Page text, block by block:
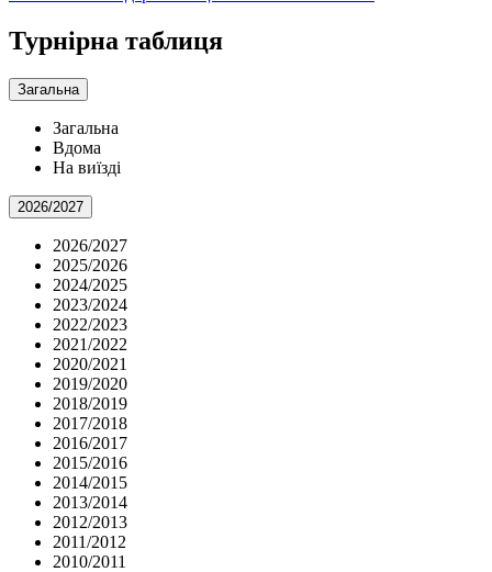
Турнірна таблиця
Загальна
Загальна
Вдома
На виїзді
2026/2027
2026/2027
2025/2026
2024/2025
2023/2024
2022/2023
2021/2022
2020/2021
2019/2020
2018/2019
2017/2018
2016/2017
2015/2016
2014/2015
2013/2014
2012/2013
2011/2012
2010/2011